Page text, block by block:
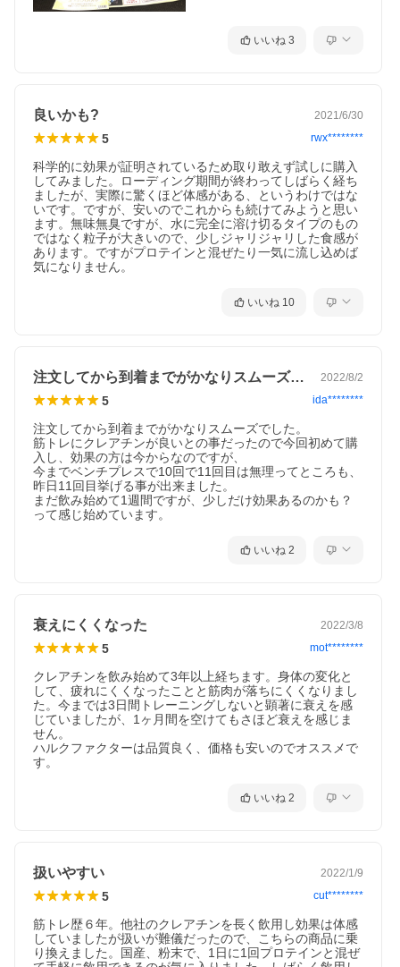
いいね 3
良いかも? 2021/6/30
5 rwx********
科学的に効果が証明されているため取り敢えず試しに購入
してみました。ローディング期間が終わってしばらく経ち
ましたが、実際に驚くほど体感がある、というわけではな
いです。ですが、安いのでこれからも続けてみようと思い
ます。無味無臭ですが、水に完全に溶け切るタイプのもの
ではなく粒子が大きいので、少しジャリジャリした食感が
あります。ですがプロテインと混ぜたり一気に流し込めば
気になりません。
いいね 10
注文してから到着までがかなりスムーズで… 2022/8/2
5 ida********
注文してから到着までがかなりスムーズでした。
筋トレにクレアチンが良いとの事だったので今回初めて購
入し、効果の方は今からなのですが、
今までベンチプレスで10回で11回目は無理ってところも、
昨日11回目挙げる事が出来ました。
まだ飲み始めて1週間ですが、少しだけ効果あるのかも？
って感じ始めています。
いいね 2
衰えにくくなった 2022/3/8
5 mot********
クレアチンを飲み始めて3年以上経ちます。身体の変化と
して、疲れにくくなったことと筋肉が落ちにくくなりまし
た。今までは3日間トレーニングしないと顕著に衰えを感
じていましたが、1ヶ月間を空けてもさほど衰えを感じま
せん。
ハルクファクターは品質良く、価格も安いのでオススメで
す。
いいね 2
扱いやすい 2022/1/9
5 cut********
筋トレ歴６年。他社のクレアチンを長く飲用し効果は体感
していましたが扱いが難儀だったので、こちらの商品に乗
り換えました。国産、粉末で、1日に1回プロテインと混ぜ